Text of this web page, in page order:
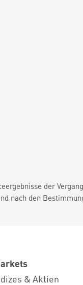
der
nach den
& Aktien